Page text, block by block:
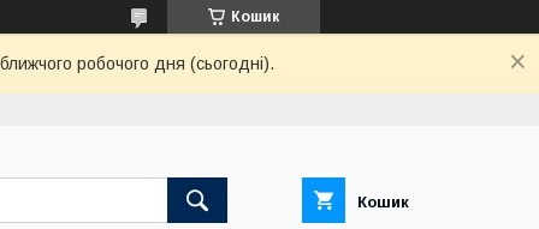
Кошик
робочого дня (сьогодні).
Кошик